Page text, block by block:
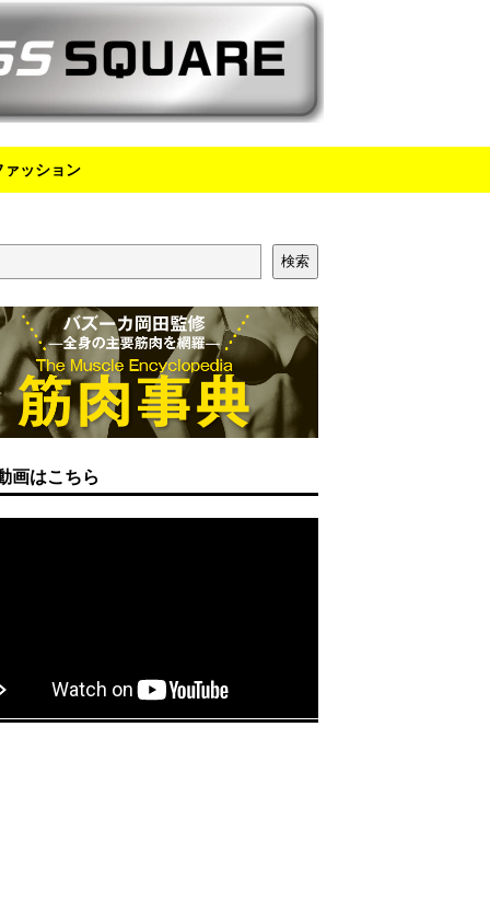
ァッション
検索
画はこちら